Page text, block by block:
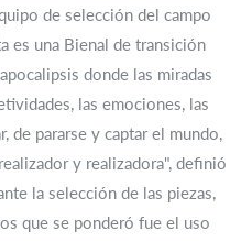
de selección del campo
es una Bienal de transición
donde las miradas
las emociones, las
de pararse y captar el mundo,
y realizadora", definió
la selección de las piezas,
que se ponderó fue el uso